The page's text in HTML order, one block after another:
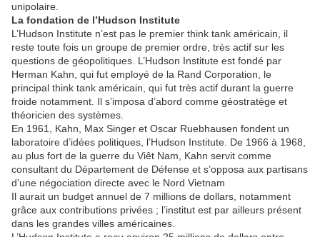
unipolaire.
La fondation de l’Hudson Institute
L’Hudson Institute n’est pas le premier think tank américain, il
reste toute fois un groupe de premier ordre, très actif sur les
questions de géopolitiques. L’Hudson Institute est fondé par
Herman Kahn, qui fut employé de la Rand Corporation, le
principal think tank américain, qui fut très actif durant la guerre
froide notamment. Il s’imposa d’abord comme géostratège et
théoricien des systèmes.
En 1961, Kahn, Max Singer et Oscar Ruebhausen fondent un
laboratoire d’idées politiques, l’Hudson Institute. De 1966 à 1968,
au plus fort de la guerre du Viêt Nam, Kahn servit comme
consultant du Département de Défense et s’opposa aux partisans
d’une négociation directe avec le Nord Vietnam
Il aurait un budget annuel de 7 millions de dollars, notamment
grâce aux contributions privées ; l’institut est par ailleurs présent
dans les grandes villes américaines.